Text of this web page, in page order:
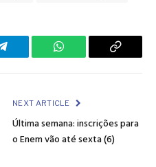
Telegram WhatsApp Copy
NEXT ARTICLE
Última semana: inscrições para
o Enem vão até sexta (6)